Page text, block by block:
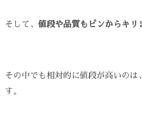
そして、 値段や品質もピンからキリ
その中でも相対的に値段が高いのは
す。